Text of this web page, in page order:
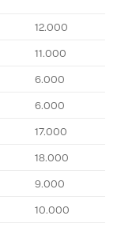
12.000
11.000
6.000
6.000
17.000
18.000
9.000
10.000